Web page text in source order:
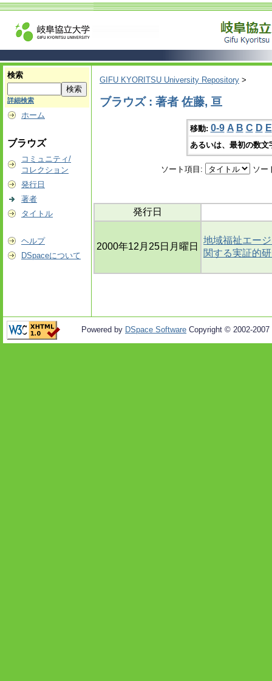
検索
詳細検索
ホーム
ブラウズ
コミュニティ/
コレクション
発行日
著者
タイトル
ヘルプ
DSpaceについて
GIFU KYORITSU University Repository >
ブラウズ : 著者 佐藤, 亘
移動: 0-9 A B C D E
あるいは、最初の数
ソート項目: ソー
発行日
2000年12月25日月曜日
地域福祉エー
関する実証的
Powered by DSpace Software Copyright © 2002-2007